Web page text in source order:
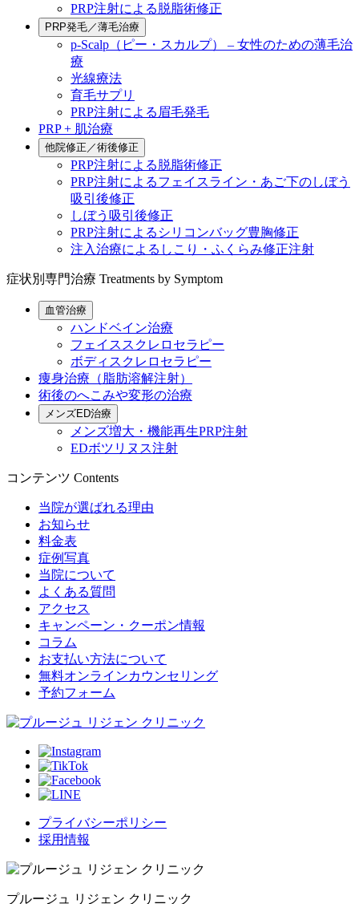
PRP注射による脱脂術修正
PRP発毛／薄毛治療
p-Scalp（ピー・スカルプ） – 女性のための薄毛治
療
光線療法
育毛サプリ
PRP注射による眉毛発毛
PRP + 肌治療
他院修正／術後修正
PRP注射による脱脂術修正
PRP注射によるフェイスライン・あご下のしぼう
吸引後修正
しぼう吸引後修正
PRP注射によるシリコンバッグ豊胸修正
注入治療によるしこり・ふくらみ修正注射
症状別専門治療 Treatments by Symptom
血管治療
ハンドベイン治療
フェイススクレロセラピー
ボディスクレロセラピー
痩身治療（脂肪溶解注射）
術後のへこみや変形の治療
メンズED治療
メンズ増大・機能再生PRP注射
EDボツリヌス注射
コンテンツ Contents
当院が選ばれる理由
お知らせ
料金表
症例写真
当院について
よくある質問
アクセス
キャンペーン・クーポン情報
コラム
お支払い方法について
無料オンラインカウンセリング
予約フォーム
プライバシーポリシー
採用情報
プルージュ リジェン クリニック